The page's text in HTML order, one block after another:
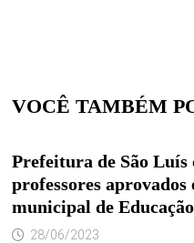
VOCÊ TAMBÉM
Prefeitura de São Luís
professores
municipal de Educação
28/06/2023